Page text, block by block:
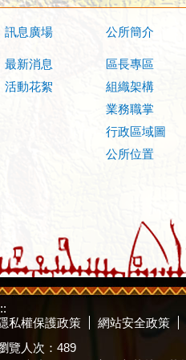
訊息廣場
最新消息
活動花絮
公所簡介
區長專區
組織架構
業務職掌
行政區域圖
公所位置
私權保護政策
網站安全政策
覽人次： 489